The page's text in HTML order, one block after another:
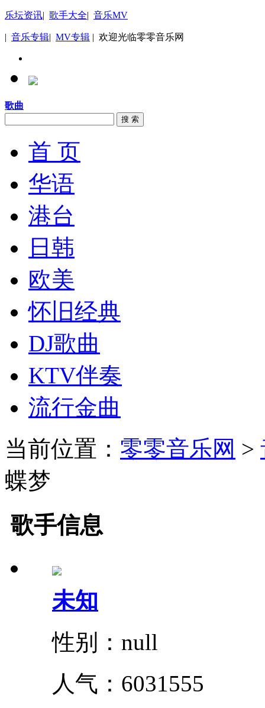
乐坛资讯| 歌手大全| 音乐MV
| 音乐专辑| MV专辑 | 欢迎光临零零音乐网
歌曲
搜 索
首 页
华语
港台
日韩
欧美
怀旧经典
DJ歌曲
KTV伴奏
流行金曲
当前位置： 零零音乐网 >
蝶梦
歌手信息
未知
性别：null
人气： 6031555